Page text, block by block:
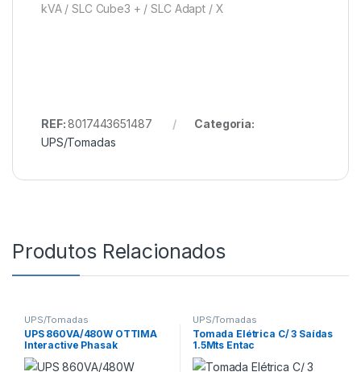
kVA / SLC Cube3 + / SLC Adapt / X
REF:8017443651487
Categoria:
UPS/Tomadas
Produtos Relacionados
UPS/Tomadas
UPS 860VA/480W OTTIMA
Interactive Phasak
UPS/Tomadas
Tomada Elétrica C/ 3 Saídas
1.5Mts Entac